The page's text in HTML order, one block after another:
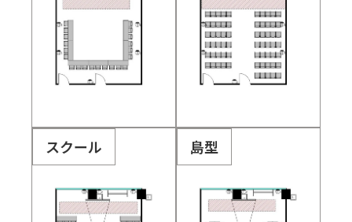
スクール 島型